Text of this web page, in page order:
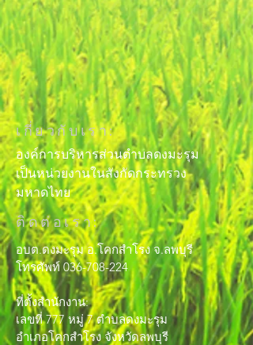
เกี่ยวกับเรา:
องค์การบริหารส่วนตำบลดงมะรุม
เป็นหน่วยงานในสังกัดกระทรวง
มหาดไทย
ติดต่อเรา:
อบต.ดงมะรุม อ.โคกสำโรง จ.ลพบุรี
โทรศัพท์ 036-708-224
ที่ตั้งสำนักงาน:
เลขที่ 777 หมู่ 7 ตำบลดงมะรุม
อำเภอโคกสำโรง จังหวัดลพบุรี